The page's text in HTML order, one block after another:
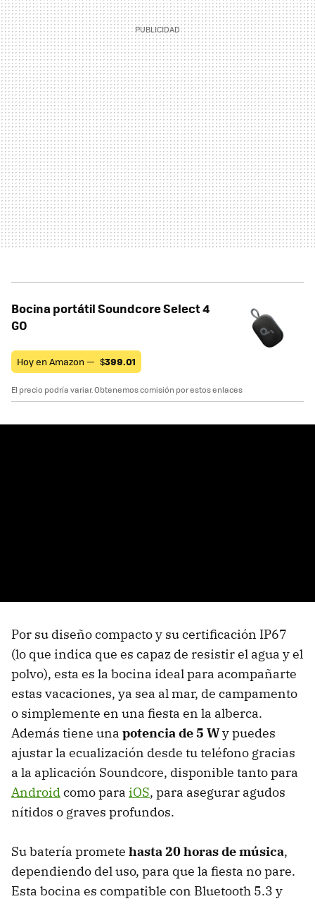
Bocina portátil Soundcore Select 4
GO
Hoy en Amazon — $399.01
El precio podría variar. Obtenemos comisión por estos enlaces
Por su diseño compacto y su certificación IP67
(lo que indica que es capaz de resistir el agua y el
polvo), esta es la bocina ideal para acompañarte
estas vacaciones, ya sea al mar, de campamento
o simplemente en una fiesta en la alberca.
Además tiene una potencia de 5 Wy puedes
ajustar la ecualización desde tu teléfono gracias
a la aplicación Soundcore, disponible tanto para
Androidcomo para iOS, para asegurar agudos
nítidos o graves profundos.
Su batería promete hasta 20 horas de música,
dependiendo del uso, para que la fiesta no pare.
Esta bocina es compatible con Bluetooth 5.3 y